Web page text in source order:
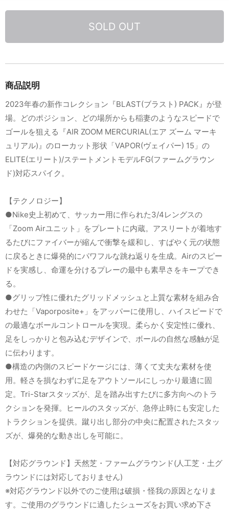
SOLD OUT
商品説明
2023年春の新作コレクション『BLAST(ブラスト) PACK』が登
場。どのポジション、どの場所からも稲妻のようなスピードで
ゴールを狙える『AIR ZOOM MERCURIAL(エア ズーム マーキ
ュリアル)』のローカット形状「VAPOR(ヴェイパー) 15」の
ELITE(エリート)/ステートメントモデルFG(ファームグラウン
ド)対応スパイク。
【テクノロジー】
●Nike史上初めて、サッカー用に作られた3/4レングスの
「Zoom Airユニット」をプレートに内蔵。アスリートが着地す
るたびにファイバーが縮んで衝撃を緩和し、すばやく元の状態
に戻るときに爆発的にパワフルな跳ね返りを生成。Airのスピー
ドを実感し、命運を分けるプレーの最中も素早さをキープでき
る。
●グリップ性に優れたグリッドメッシュと上質な素材を組み合
わせた「Vaporposite+」をアッパーに使用し、ハイスピードで
の最適なボールコントロールを実現。柔らかく安定性に優れ、
足をしっかりと包み込むデザインで、ボールの自然な感触が足
に伝わります。
●構造の内側のスピードケージには、薄くて丈夫な素材を使
用。軽さを損なわずに足をアウトソールにしっかり最適に固
定。Tri-Starスタッズが、足を踏み出すたびに多方向へのトラ
クションを発揮。ヒールのスタッズが、急停止時にも安定した
トラクションを提供。蹴り出し部分の中央に配置されたスタッ
ズが、爆発的な動き出しを可能に。
【対応グラウンド】天然芝・ファームグラウンド(人工芝・土グ
ラウンドには対応しておりません)
※対応グラウンド以外でのご使用は破損・怪我の原因となりま
す。ご使用のグラウンドに適したシューズをお買い求め下さ